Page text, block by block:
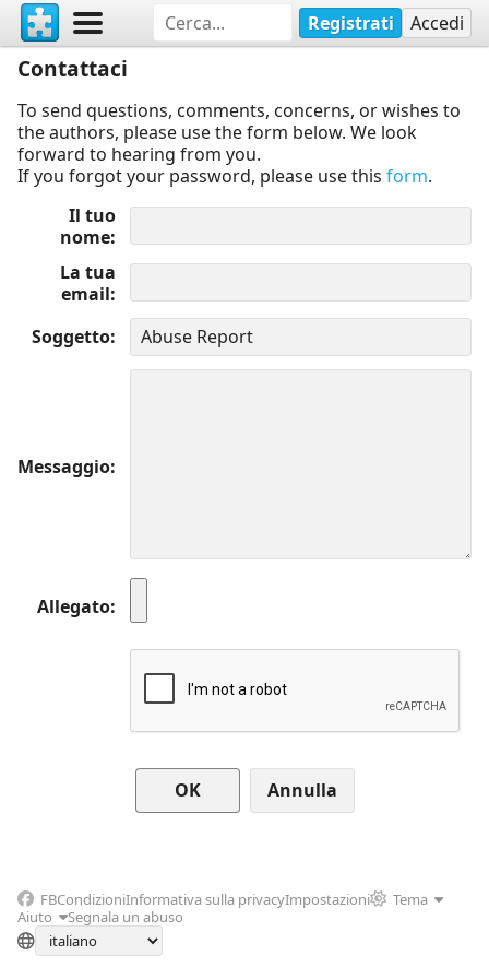
Registrati Accedi
Contattaci
To send questions, comments, concerns, or wishes to
the authors, please use the form below. We look
forward to hearing from you.
If you forgot your password, please use this form.
Il tuo
nome
La tua
email
Soggetto
Messaggio
Allegato
Annulla
FBCondizioniInformativa sulla privacyImpostazioni
Tema
Aiuto
Segnala un abuso